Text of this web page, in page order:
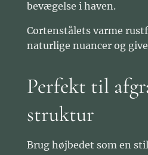
bevægelse i haven.
Cortenstålets varme
naturlige nuancer og
Perfekt til
struktur
Brug højbedet som en